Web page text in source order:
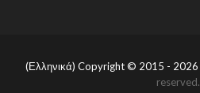
(Ελληνικά) Copyright © 2015 - 2026
reserved.